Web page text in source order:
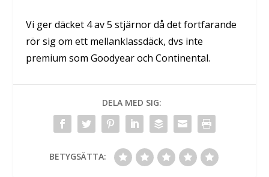
Vi ger däcket 4 av 5 stjärnor då det fortfarande
rör sig om ett mellanklassdäck, dvs inte
premium som Goodyear och Continental.
DELA MED SIG:
BETYGSÄTTA: